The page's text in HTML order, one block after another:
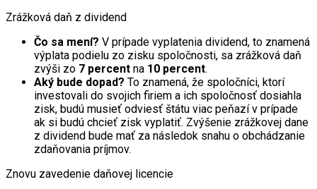
Zrážková daň z dividend
Čo sa mení? V prípade vyplatenia dividend, to znamená
výplata podielu zo zisku spoločnosti, sa zrážková daň
zvýši zo 7 percent na 10 percent.
Aký bude dopad? To znamená, že spoločníci, ktorí
investovali do svojich firiem a ich spoločnosť dosiahla
zisk, budú musieť odviesť štátu viac peňazí v prípade
ak si budú chcieť zisk vyplatiť. Zvýšenie zrážkovej dane
z dividend bude mať za následok snahu o obchádzanie
zdaňovania príjmov.
Znovu zavedenie daňovej licencie